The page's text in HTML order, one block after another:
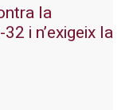
la
i n’exigeix la